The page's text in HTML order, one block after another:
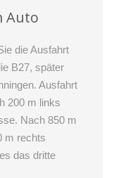
Auto
die Ausfahrt
B27, später
Ausfahrt
200 m links
Nach 850 m
m rechts
das dritte